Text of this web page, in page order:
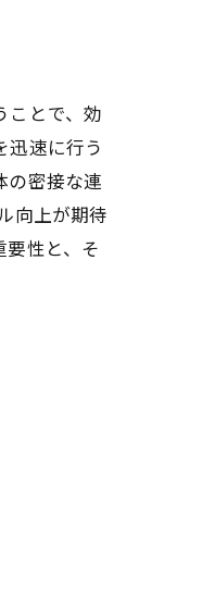
ことで、効
迅速に行う
の密接な連
向上が期待
性と、そ